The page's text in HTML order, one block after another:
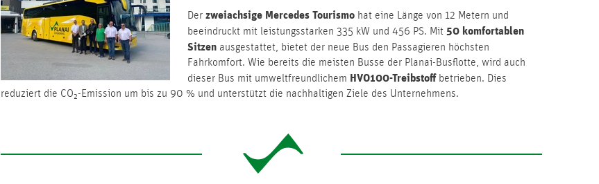
Derzweiachsige Mercedes Tourismo hat eine Länge von 12 Metern und
beeindruckt mit leistungsstarken 335 kW und 456 PS. Mit 50 komfortablen
Sitzen ausgestattet, bietet der neue Bus den Passagieren höchsten
Fahrkomfort. Wie bereits die meisten Busse der Planai-Busflotte, wird auch
dieser Bus mit umweltfreundlichem HVO100-Treibstoffbetrieben. Dies
reduziert die CO₂-Emission um bis zu 90 % und unterstützt die nachhaltigen Ziele des Unternehmens.